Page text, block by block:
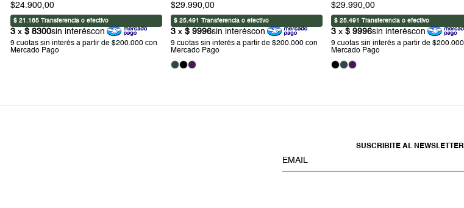
$24.900,00
$29.990,00
$29.990,00
SUSCRIBITE AL NEWSLETTER